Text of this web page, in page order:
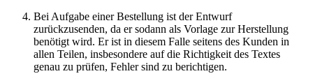
Bei Aufgabe einer Bestellung ist der Entwurf
zurückzusenden, da er sodann als Vorlage zur Herstellung
benötigt wird. Er ist in diesem Falle seitens des Kunden in
allen Teilen, insbesondere auf die Richtigkeit des Textes
genau zu prüfen, Fehler sind zu berichtigen.